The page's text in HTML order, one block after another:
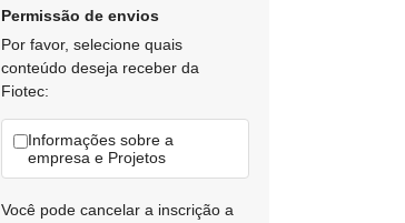
Permissão de envios
Por favor, selecione quais
conteúdo deseja receber da
Fiotec:
Informações sobre a
empresa e Projetos
Você pode cancelar a inscrição a